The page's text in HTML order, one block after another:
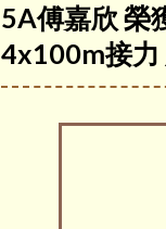
5A傅嘉欣 榮
4x100m接力